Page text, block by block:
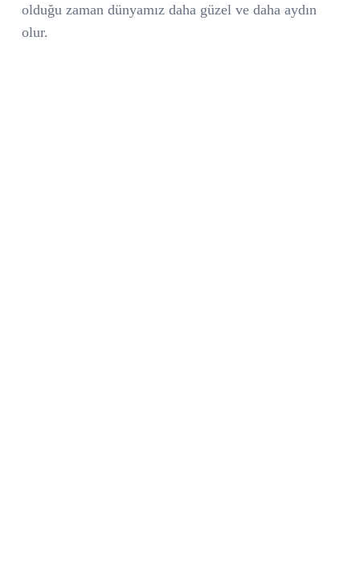
olduğu zaman dünyamız daha güzel ve daha aydın
olur.